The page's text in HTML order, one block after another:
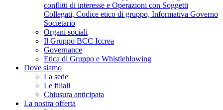
conflitti di interesse e Operazioni con Soggetti
Collegati, Codice etico di gruppo, Informativa Governo
Societario
Organi sociali
Il Gruppo BCC Iccrea
Governance
Etica di Gruppo e Whistleblowing
Dove siamo
La sede
Le filiali
Chiusura anticipata
La nostra offerta